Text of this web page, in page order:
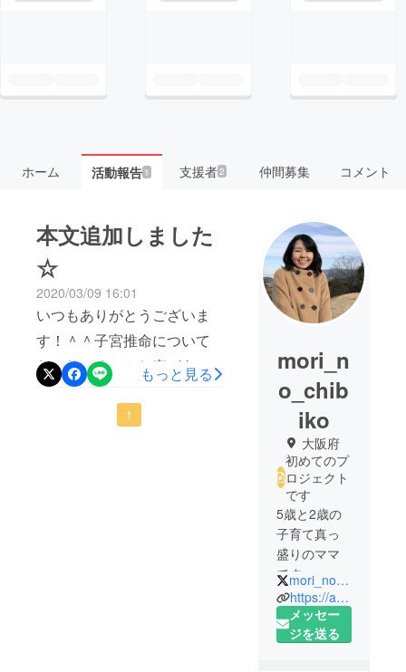
ホーム 活動報告1 支援者2 仲間募集 コメント
本文追加しました
☆
2020/03/09 16:01
いつもありがとうございま
す！＾＾子宮推命について
わかりにくいとお声があっ
たので、主に子宮推命の説
明部分の追記をしました！
もっと見る
1
mori_n
o_chib
iko
大阪府
初めてのプ
ロジェクト
です
5歳と2歳の
子育て真っ
盛りのママ
です。
子育てして
みて、初め
て感じる息
mori_no_chibiko
https://ameblo.jp/mori-no-chibiko
メッセー
ジを送る